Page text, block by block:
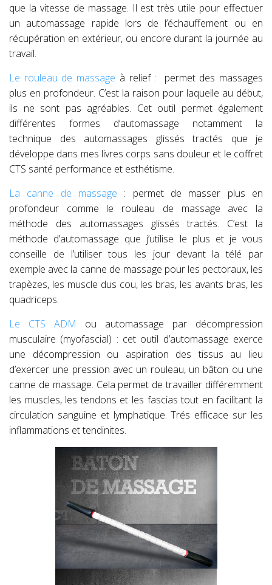
que la vitesse de massage. Il est très utile pour effectuer
un automassage rapide lors de l’échauffement ou en
récupération en extérieur, ou encore durant la journée au
travail.
Le rouleau de massage à relief : permet des massages
plus en profondeur. C’est la raison pour laquelle au début,
ils ne sont pas agréables. Cet outil permet également
différentes formes d’automassage notamment la
technique des automassages glissés tractés que je
développe dans mes livres corps sans douleur et le coffret
CTS santé performance et esthétisme.
La canne de massage : permet de masser plus en
profondeur comme le rouleau de massage avec la
méthode des automassages glissés tractés. C’est la
méthode d’automassage que j’utilise le plus et je vous
conseille de l’utiliser tous les jour devant la télé par
exemple avec la canne de massage pour les pectoraux, les
trapèzes, les muscle dus cou, les bras, les avants bras, les
quadriceps.
Le CTS ADM ou automassage par décompression
musculaire (myofascial) : cet outil d’automassage exerce
une décompression ou aspiration des tissus au lieu
d’exercer une pression avec un rouleau, un bâton ou une
canne de massage. Cela permet de travailler différemment
les muscles, les tendons et les fascias tout en facilitant la
circulation sanguine et lymphatique. Trés efficace sur les
inflammations et tendinites.